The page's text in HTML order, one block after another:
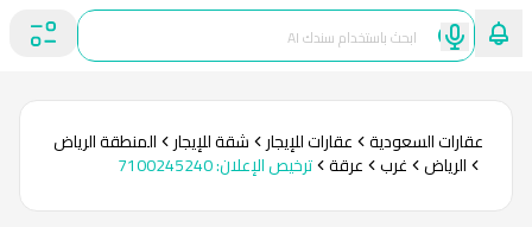
عقارات السعودية عقارات للإيجار شقة للإيجار المنطقة الرياض
الرياض غرب عرقة ترخيص الإعلان:
7100245240